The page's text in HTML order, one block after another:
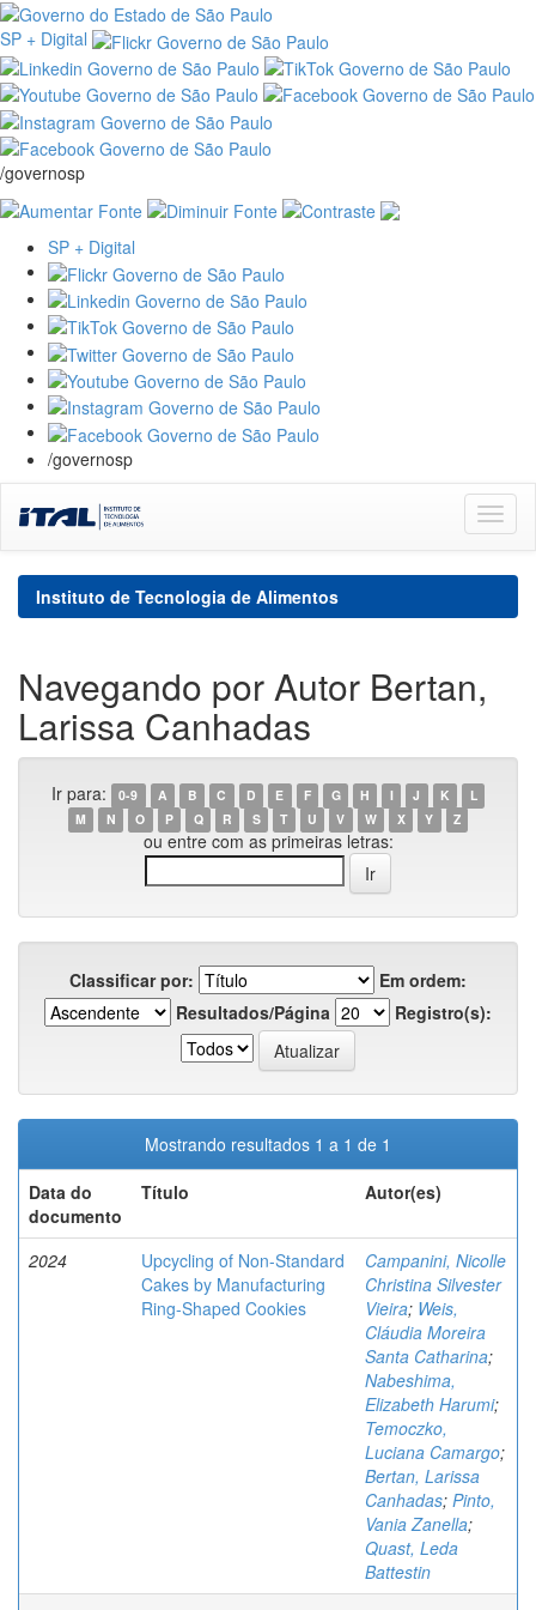
SP + Digital
/governosp
SP + Digital
/governosp
navigation
Instituto de Tecnologia de Alimentos
Navegando por Autor Bertan,
Larissa Canhadas
Ir para: 0-9 A B C D E F G H I J K
L
M
N O P Q R S T U V W X Y Z
ou entre com as primeiras letras:
Classificar por:
Em ordem:
Resultados/Página
Registro(s):
Mostrando resultados 1 a 1 de 1
Data do
documento
Título Autor(es)
2024
Upcycling of Non-Standard
Cakes by Manufacturing
Ring-Shaped Cookies
Campanini, Nicolle
Christina Silvester
Vieira; Weis,
Cláudia Moreira
Santa Catharina;
Nabeshima,
Elizabeth Harumi;
Temoczko,
Luciana Camargo;
Bertan, Larissa
Canhadas; Pinto,
Vania Zanella;
Quast, Leda
Battestin